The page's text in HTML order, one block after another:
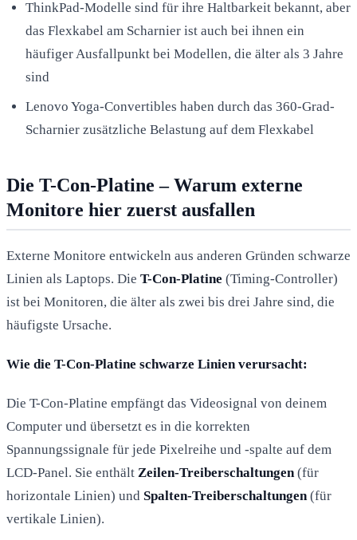
ThinkPad-Modelle sind für ihre Haltbarkeit bekannt, aber
das Flexkabel am Scharnier ist auch bei ihnen ein
häufiger Ausfallpunkt bei Modellen, die älter als 3 Jahre
sind
Lenovo Yoga-Convertibles haben durch das 360-Grad-
Scharnier zusätzliche Belastung auf dem Flexkabel
Die T-Con-Platine – Warum externe
Monitore hier zuerst ausfallen
Externe Monitore entwickeln aus anderen Gründen schwarze
Linien als Laptops. Die T-Con-Platine (Timing-Controller)
ist bei Monitoren, die älter als zwei bis drei Jahre sind, die
häufigste Ursache.
Wie die T-Con-Platine schwarze Linien verursacht:
Die T-Con-Platine empfängt das Videosignal von deinem
Computer und übersetzt es in die korrekten
Spannungssignale für jede Pixelreihe und -spalte auf dem
LCD-Panel. Sie enthält Zeilen-Treiberschaltungen (für
horizontale Linien) und Spalten-Treiberschaltungen (für
vertikale Linien).